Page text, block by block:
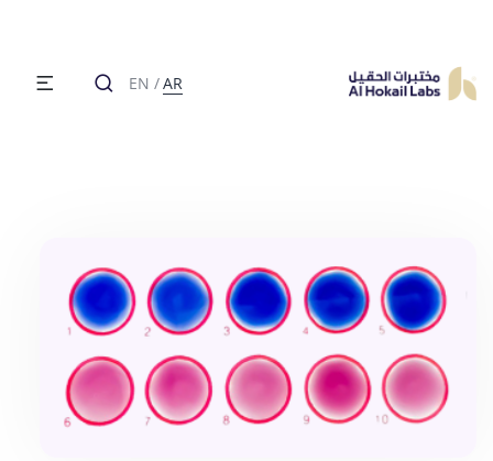
EN /AR